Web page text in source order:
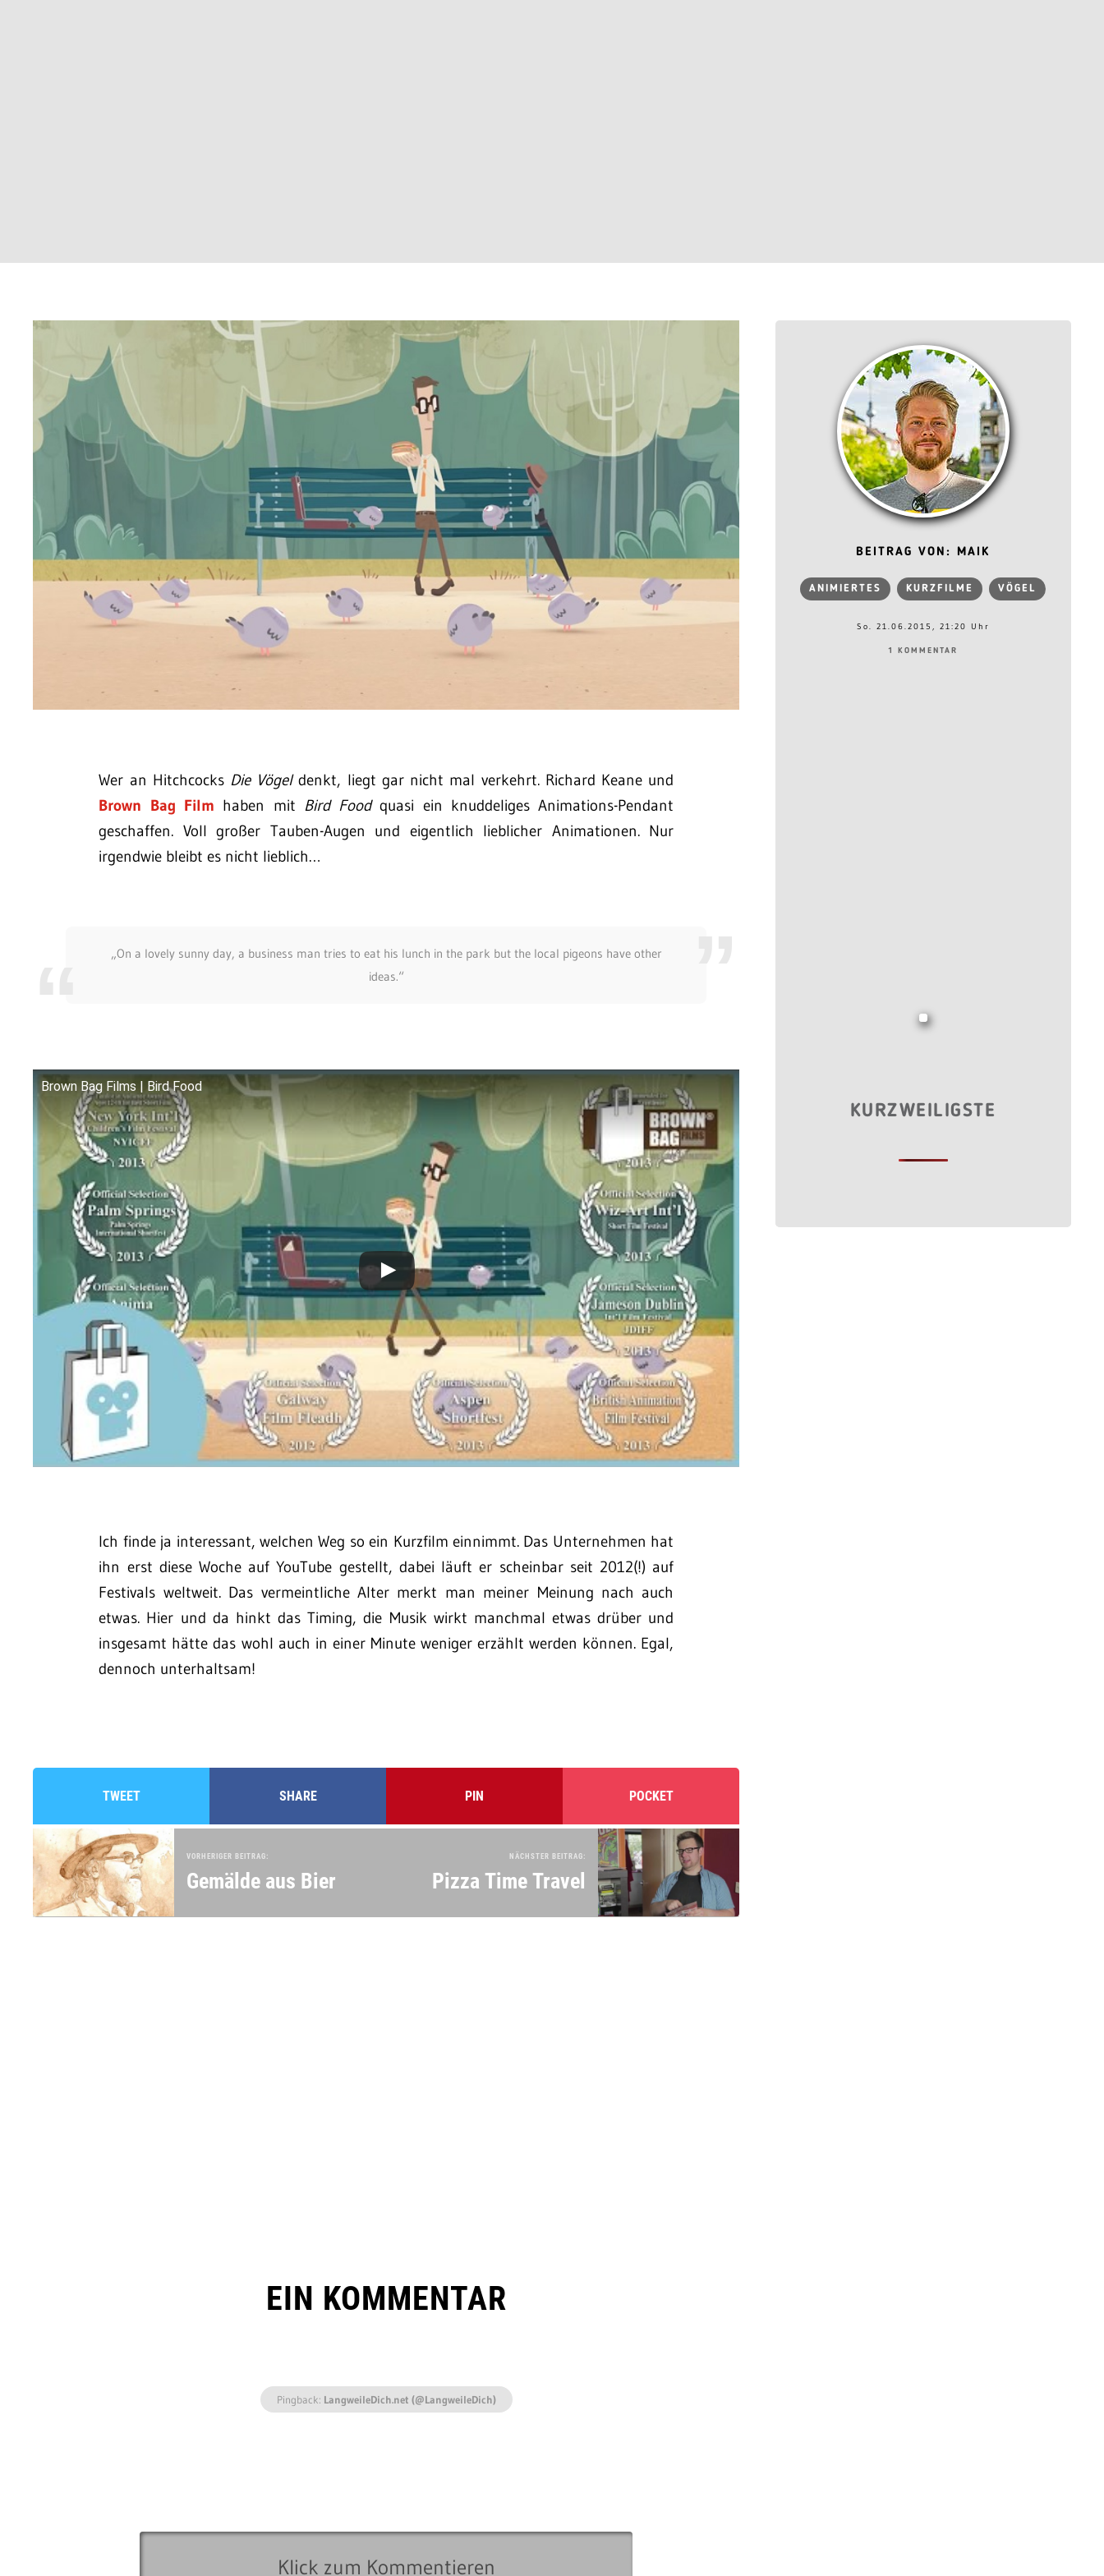
Wer an Hitchcocks Die Vögeldenkt, liegt gar nicht mal verkehrt. Richard Keane und
Brown Bag Film haben mit Bird Foodquasi ein knuddeliges Animations-Pendant
geschaffen. Voll großer Tauben-Augen und eigentlich lieblicher Animationen. Nur
irgendwie bleibt es nicht lieblich…
„On a lovely sunny day, a business man tries to eat his lunch in the park but the local pigeons have other
ideas.“
Brown Bag Films | Bird Food
Ich finde ja interessant, welchen Weg so ein Kurzfilm einnimmt. Das Unternehmen hat
ihn erst diese Woche auf YouTube gestellt, dabei läuft er scheinbar seit 2012(!) auf
Festivals weltweit. Das vermeintliche Alter merkt man meiner Meinung nach auch
etwas. Hier und da hinkt das Timing, die Musik wirkt manchmal etwas drüber und
insgesamt hätte das wohl auch in einer Minute weniger erzählt werden können. Egal,
dennoch unterhaltsam!
TWEET SHARE PIN POCKET
VORHERIGER BEITRAG:
Gemälde aus Bier
NÄCHSTER BEITRAG:
Pizza Time Travel
EIN KOMMENTAR
Pingback: LangweileDich.net (@LangweileDich)
BEITRAG VON: MAIK
ANIMIERTES KURZFILME VÖGEL
So. 21.06.2015, 21:20 Uhr
1 KOMMENTAR
KURZWEILIGSTE